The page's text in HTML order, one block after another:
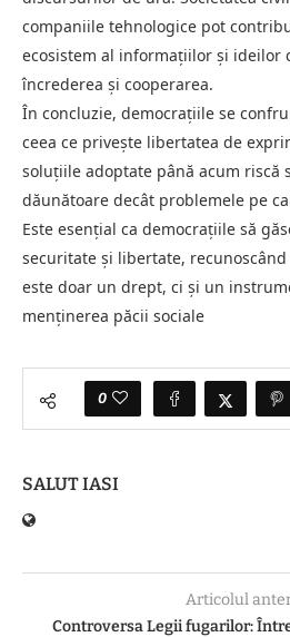
companiile tehnologice pot
ecosistem al informațiilor și ideilor
încrederea și cooperarea.
În concluzie, democrațiile se
ceea ce privește libertatea de
soluțiile adoptate până acum riscă
dăunătoare decât problemele pe
Este esențial ca democrațiile să
securitate și libertate,
este doar un drept, ci și un
menținerea păcii sociale
0
SALUT IASI
Articolul
Controversa Legii fugarilor: